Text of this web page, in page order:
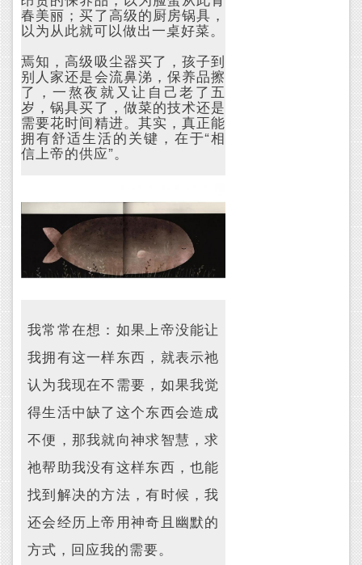
春美丽；买了高级的厨房锅具，
以为从此就可以做出一桌好菜。
焉知，高级吸尘器买了，孩子到
别人家还是会流鼻涕，保养品擦
了，一熬夜就又让自己老了五
岁，锅具买了，做菜的技术还是
需要花时间精进。其实，真正能
拥有舒适生活的关键，在于“相
信上帝的供应”。
我常常在想：如果上帝没能让
我拥有这一样东西，就表示祂
认为我现在不需要，如果我觉
得生活中缺了这个东西会造成
不便，那我就向神求智慧，求
祂帮助我没有这样东西，也能
找到解决的方法，有时候，我
还会经历上帝用神奇且幽默的
方式，回应我的需要。